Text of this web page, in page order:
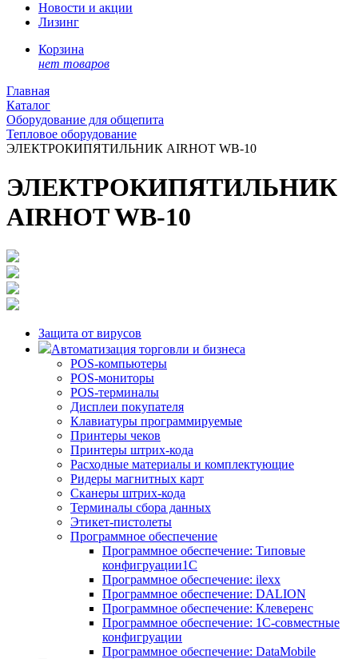
Новости и акции
Лизинг
Корзина
нет товаров
Главная
Каталог
Оборудование для общепита
Тепловое оборудование
ЭЛЕКТРОКИПЯТИЛЬНИК AIRHOT WB-10
ЭЛЕКТРОКИПЯТИЛЬНИК
AIRHOT WB-10
Защита от вирусов
Автоматизация торговли и бизнеса
POS-компьютеры
POS-мониторы
POS-терминалы
Дисплеи покупателя
Клавиатуры программируемые
Принтеры чеков
Принтеры штрих-кода
Расходные материалы и комплектующие
Ридеры магнитных карт
Сканеры штрих-кода
Терминалы сбора данных
Этикет-пистолеты
Программное обеспечение
Программное обеспечение: Типовые
конфигруации1С
Программное обеспечение: ilexx
Программное обеспечение: DALION
Программное обеспечение: Клеверенс
Программное обеспечение: 1С-совместные
конфигруации
Программное обеспечение: DataMobile